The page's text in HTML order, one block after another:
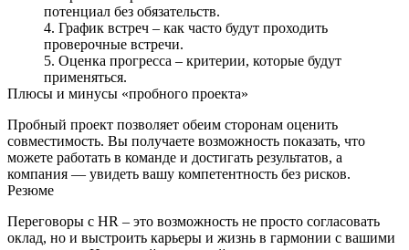
потенциал без обязательств.
График встреч – как часто будут проходить
проверочные встречи.
Оценка прогресса – критерии, которые будут
применяться.
Плюсы и минусы «пробного проекта»
Пробный проект позволяет обеим сторонам оценить
совместимость. Вы получаете возможность показать, что
можете работать в команде и достигать результатов, а
компания — увидеть вашу компетентность без рисков.
Резюме
Переговоры с HR – это возможность не просто согласовать
оклад, но и выстроить карьеры и жизнь в гармонии с вашими